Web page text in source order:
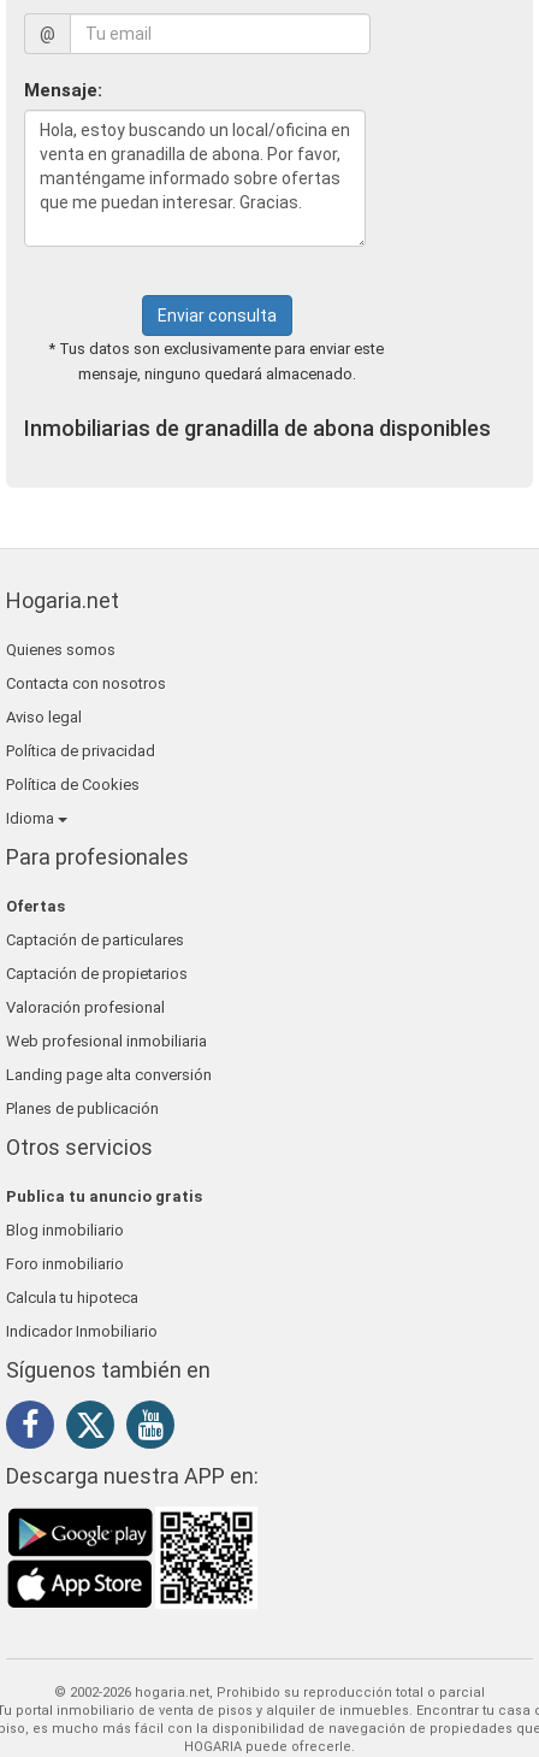
@
Mensaje:
Enviar consulta
* Tus datos son exclusivamente para enviar este
mensaje, ninguno quedará almacenado.
Inmobiliarias de granadilla de abona disponibles
Hogaria.net
Quienes somos
Contacta con nosotros
Aviso legal
Política de privacidad
Política de Cookies
Idioma
Para profesionales
Ofertas
Captación de particulares
Captación de propietarios
Valoración profesional
Web profesional inmobiliaria
Landing page alta conversión
Planes de publicación
Otros servicios
Publica tu anuncio gratis
Blog inmobiliario
Foro inmobiliario
Calcula tu hipoteca
Indicador Inmobiliario
Síguenos también en
Descarga nuestra APP en:
© 2002-2026 hogaria.net, Prohibido su reproducción total o parcial
Encontrar tu casa o
es mucho más fácil con la disponibilidad de navegación de propiedades
HOGARIA puede ofrecerle.